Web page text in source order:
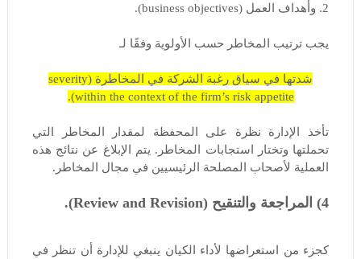
2. وأهداف العمل (business objectives).
يجب ترتيب المخاطر حسب الأولوية وفقًا لـ
شدتها في سياق رغبة الشركة في المخاطرة (severity
within the context of the firm’s risk appetite).
تأخذ الإدارة نظرة على المحفظة لمقدار المخاطر التي
تحملتها وتختار استجابات المخاطر. يتم الإبلاغ عن نتائج هذه
العملية لأصحاب المصلحة الرئيسيين في مجال المخاطر.
4) المراجعة والتنقيح (Review and Revision).
كجزء من استعراضها لأداء الكيان ينبغي للإدارة أن تنظر في